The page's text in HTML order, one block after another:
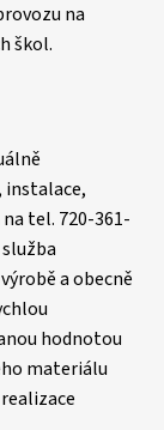
na
škol.
instalace,
tel. 720-361-
a obecně
hodnotou
materiálu